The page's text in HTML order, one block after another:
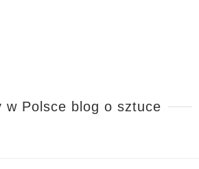
w Polsce blog o sztuce